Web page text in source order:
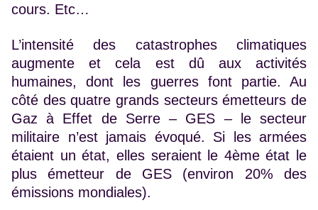
cours. Etc…
L’intensité des catastrophes climatiques
augmente et cela est dû aux activités
humaines, dont les guerres font partie. Au
côté des quatre grands secteurs émetteurs de
Gaz à Effet de Serre – GES – le secteur
militaire n’est jamais évoqué. Si les armées
étaient un état, elles seraient le 4ème état le
plus émetteur de GES (environ 20% des
émissions mondiales).